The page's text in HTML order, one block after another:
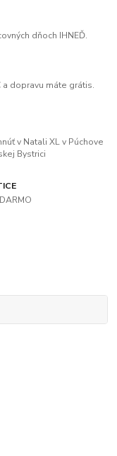
dňoch IHNEĎ.
dopravu máte grátis.
v Natali XL v Púchove
Bystrici